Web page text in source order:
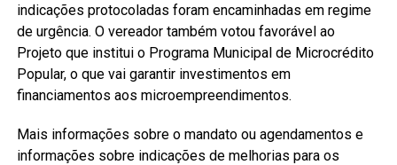
indicações protocoladas foram encaminhadas em regime
de urgência. O vereador também votou favorável ao
Projeto que institui o Programa Municipal de Microcrédito
Popular, o que vai garantir investimentos em
financiamentos aos microempreendimentos.
Mais informações sobre o mandato ou agendamentos e
informações sobre indicações de melhorias para os